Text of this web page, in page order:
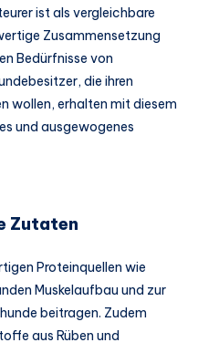
ist als vergleichbare
Zusammensetzung
Bedürfnisse von
die ihren
wollen, erhalten mit diesem
und ausgewogenes
Zutaten
Proteinquellen wie
Muskelaufbau und zur
beitragen. Zudem
aus Rüben und